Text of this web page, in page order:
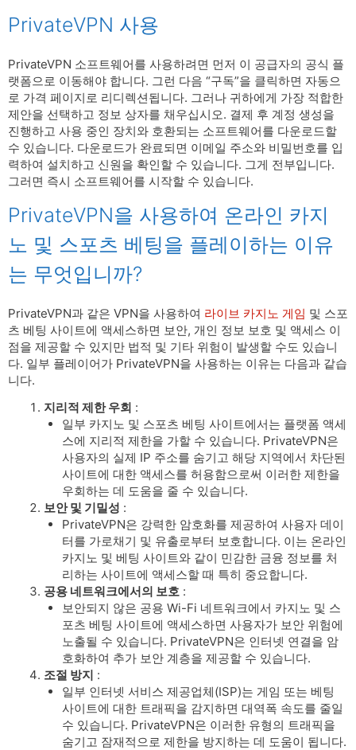
PrivateVPN 사용
PrivateVPN 소프트웨어를 사용하려면 먼저 이 공급자의 공식 플
랫폼으로 이동해야 합니다. 그런 다음 “구독”을 클릭하면 자동으
로 가격 페이지로 리디렉션됩니다. 그러나 귀하에게 가장 적합한
제안을 선택하고 정보 상자를 채우십시오. 결제 후 계정 생성을
진행하고 사용 중인 장치와 호환되는 소프트웨어를 다운로드할
수 있습니다. 다운로드가 완료되면 이메일 주소와 비밀번호를 입
력하여 설치하고 신원을 확인할 수 있습니다. 그게 전부입니다.
그러면 즉시 소프트웨어를 시작할 수 있습니다.
PrivateVPN을 사용하여 온라인 카지
노 및 스포츠 베팅을 플레이하는 이유
는 무엇입니까?
PrivateVPN과 같은 VPN을 사용하여 라이브 카지노 게임 및 스포
츠 베팅 사이트에 액세스하면 보안, 개인 정보 보호 및 액세스 이
점을 제공할 수 있지만 법적 및 기타 위험이 발생할 수도 있습니
다. 일부 플레이어가 PrivateVPN을 사용하는 이유는 다음과 같습
니다.
지리적 제한 우회 :
일부 카지노 및 스포츠 베팅 사이트에서는 플랫폼 액세
스에 지리적 제한을 가할 수 있습니다. PrivateVPN은
사용자의 실제 IP 주소를 숨기고 해당 지역에서 차단된
사이트에 대한 액세스를 허용함으로써 이러한 제한을
우회하는 데 도움을 줄 수 있습니다.
보안 및 기밀성 :
PrivateVPN은 강력한 암호화를 제공하여 사용자 데이
터를 가로채기 및 유출로부터 보호합니다. 이는 온라인
카지노 및 베팅 사이트와 같이 민감한 금융 정보를 처
리하는 사이트에 액세스할 때 특히 중요합니다.
공용 네트워크에서의 보호 :
보안되지 않은 공용 Wi-Fi 네트워크에서 카지노 및 스
포츠 베팅 사이트에 액세스하면 사용자가 보안 위험에
노출될 수 있습니다. PrivateVPN은 인터넷 연결을 암
호화하여 추가 보안 계층을 제공할 수 있습니다.
조절 방지 :
일부 인터넷 서비스 제공업체(ISP)는 게임 또는 베팅
사이트에 대한 트래픽을 감지하면 대역폭 속도를 줄일
수 있습니다. PrivateVPN은 이러한 유형의 트래픽을
숨기고 잠재적으로 제한을 방지하는 데 도움이 됩니다.